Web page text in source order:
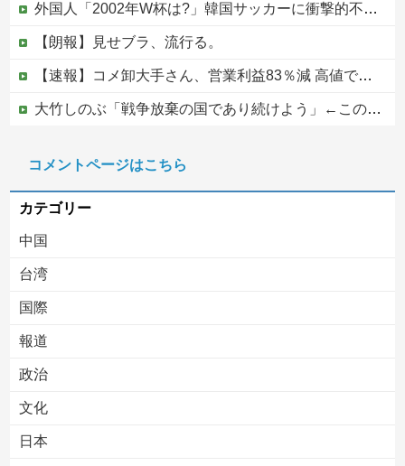
外国人「2002年W杯は?」韓国サッカーに衝撃的不祥事！W杯予選でレフリーへの性的接待発覚！海外騒然！【海外の反応】
【朗報】見せブラ、流行る。
【速報】コメ卸大手さん、営業利益83％減 高値で買い込んだ米が売れず「損切り祭り」開幕へ
大竹しのぶ「戦争放棄の国であり続けよう」←この投稿が話題に
ジャンポケ斎藤と代理人のやりとり、「地獄すぎて完全にコントになってる……」と衝撃を受ける人が続出中
コメントページはこちら
カテゴリー
中国
台湾
国際
報道
政治
文化
日本